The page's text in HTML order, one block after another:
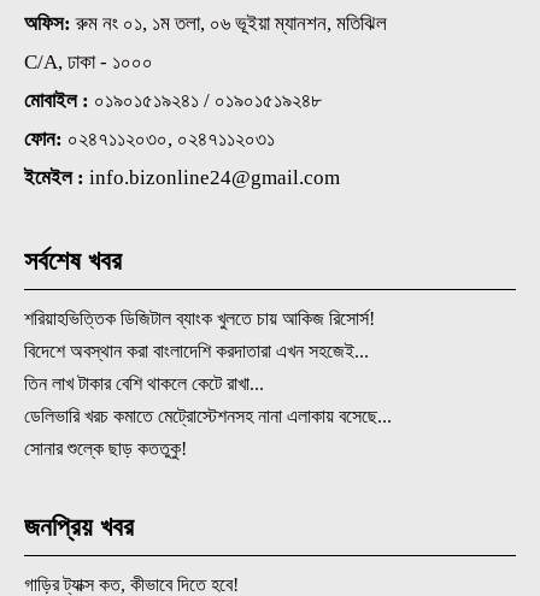
অফিস:রুম নং ০১, ১ম তলা, ০৬ ভূইয়া ম্যানশন, মতিঝিল
C/A, ঢাকা - ১০০০
মোবাইল : ০১৯০১৫১৯২৪১ / ০১৯০১৫১৯২৪৮
ফোন: ০২৪৭১১২০৩০, ০২৪৭১১২০৩১
ইমেইল : info.bizonline24@gmail.com
সর্বশেষ খবর
শরিয়াহভিত্তিক ডিজিটাল ব্যাংক খুলতে চায় আকিজ রিসোর্স!
বিদেশে অবস্থান করা বাংলাদেশি করদাতারা এখন সহজেই...
তিন লাখ টাকার বেশি থাকলে কেটে রাখা...
ডেলিভারি খরচ কমাতে মেট্রোস্টেশনসহ নানা এলাকায় বসেছে...
সোনার শুল্কে ছাড় কততুকু!
জনপ্রিয় খবর
গাড়ির ট্যাক্স কত, কীভাবে দিতে হবে!